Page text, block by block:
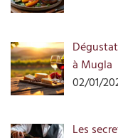
à Mugla
02/01/
Les